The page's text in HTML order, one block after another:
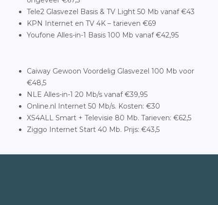
Tele2 Glasvezel Basis & TV Light 50 Mb vanaf €43
KPN Internet en TV 4K – tarieven €69
Youfone Alles-in-1 Basis 100 Mb vanaf €42,95
Caiway Gewoon Voordelig Glasvezel 100 Mb voor
€48,5
NLE Alles-in-1 20 Mb/s vanaf €39,95
Online.nl Internet 50 Mb/s. Kosten: €30
XS4ALL Smart + Televisie 80 Mb. Tarieven: €62,5
Ziggo Internet Start 40 Mb. Prijs: €43,5